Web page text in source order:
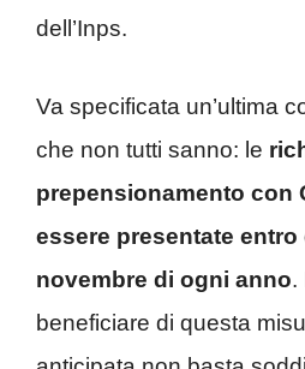
dell’Inps.
Va specificata un’ultima
che non tutti sanno: le
prepensionamento con
essere presentate entro
novembre di ogni anno.
beneficiare di questa